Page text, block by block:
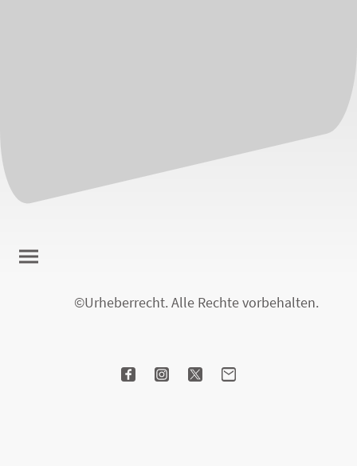
©Urheberrecht. Alle Rechte vorbehalten.